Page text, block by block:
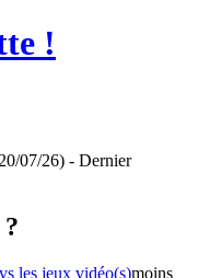
!
07/26) - Dernier
les jeux vidéo(s)moins